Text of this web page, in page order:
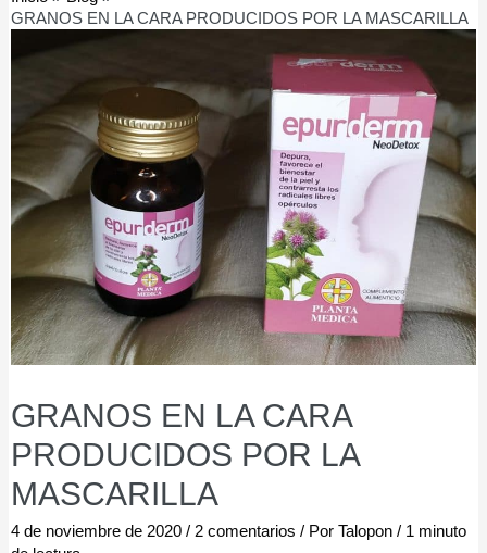
GRANOS EN LA CARA PRODUCIDOS POR LA MASCARILLA
GRANOS EN LA CARA
PRODUCIDOS POR LA
MASCARILLA
4 de noviembre de 2020/ 2 comentarios / Por Talopon / 1 minuto